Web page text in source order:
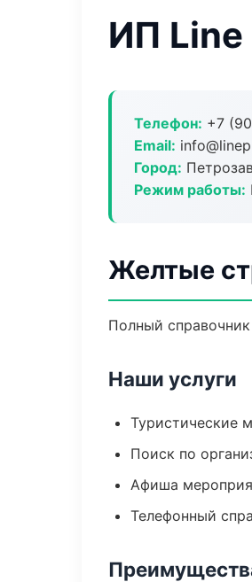
ИП Line
Телефон: +7
Email:
Город:
Режим работы:
Желтые
Полный
Наши услуги
Туристические
Поиск по
Афиша
Телефонный